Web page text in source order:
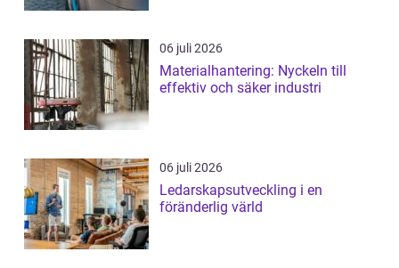
06 juli 2026
Materialhantering: Nyckeln till
effektiv och säker industri
06 juli 2026
Ledarskapsutveckling i en
föränderlig värld